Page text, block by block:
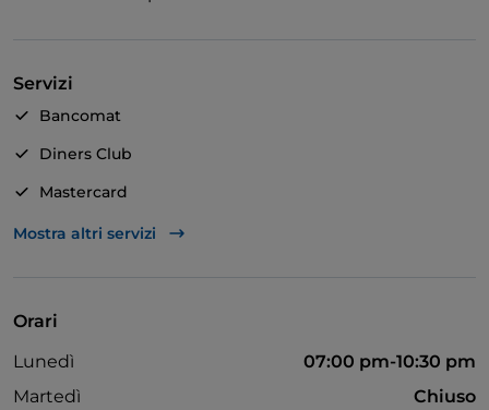
Servizi
Bancomat
Diners Club
Mastercard
TheFork PAY
Mostra altri servizi
Orari
Lunedì
07:00 pm-10:30 pm
Martedì
Chiuso